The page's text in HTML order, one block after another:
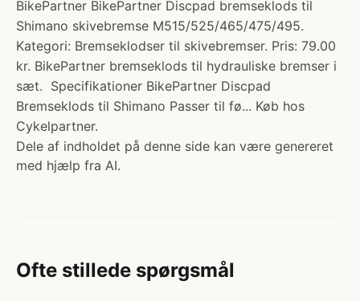
BikePartner BikePartner Discpad bremseklods til
Shimano skivebremse M515/525/465/475/495.
Kategori: Bremseklodser til skivebremser. Pris: 79.00
kr. BikePartner bremseklods til hydrauliske bremser i
sæt. Specifikationer BikePartner Discpad
Bremseklods til Shimano Passer til fø... Køb hos
Cykelpartner.
Dele af indholdet på denne side kan være genereret
med hjælp fra AI.
Ofte stillede spørgsmål